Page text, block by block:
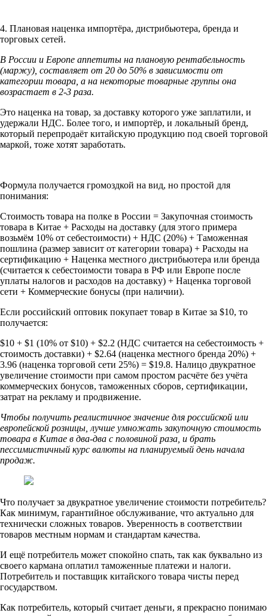
4. Плановая наценка импортёра, дистрибьютера, бренда и
торговых сетей.
В России и Европе аппетиты на плановую рентабельность
(маржу), составляет от 20 до 50% в зависимости от
категории товара, а на некоторые товарные группы она
возрастает в 2-3 раза.
Это наценка на товар, за доставку которого уже заплатили, и
удержали НДС. Более того, и импортёр, и локальный бренд,
который перепродаёт китайскую продукцию под своей торговой
маркой, тоже хотят заработать.
Формула получается громоздкой на вид, но простой для
понимания:
Стоимость товара на полке в России = Закупочная стоимость
товара в Китае + Расходы на доставку (для этого примера
возьмём 10% от себестоимости) + НДС (20%) + Таможенная
пошлина (размер зависит от категории товара) + Расходы на
сертификацию + Наценка местного дистрибьютера или бренда
(считается к себестоимости товара в РФ или Европе после
уплаты налогов и расходов на доставку) + Наценка торговой
сети + Коммерческие бонусы (при наличии).
Если российский оптовик покупает товар в Китае за $10, то
получается:
$10 + $1 (10% от $10) + $2.2 (НДС считается на себестоимость +
стоимость доставки) + $2.64 (наценка местного бренда 20%) +
3.96 (наценка торговой сети 25%) = $19.8. Налицо двукратное
увеличение стоимости при самом простом расчёте без учёта
коммерческих бонусов, таможенных сборов, сертификации,
затрат на рекламу и продвижение.
Чтобы получить реалистичное значение для российской или
европейской розницы, лучше умножать закупочную стоимость
товара в Китае в два-два с половиной раза, и брать
пессимистичный курс валюты на планируемый день начала
продаж.
Что получает за двукратное увеличение стоимости потребитель?
Как минимум, гарантийное обслуживание, что актуально для
технически сложных товаров. Уверенность в соответствии
товаров местным нормам и стандартам качества.
И ещё потребитель может спокойно спать, так как буквально из
своего кармана оплатил таможенные платежи и налоги.
Потребитель и поставщик китайского товара чисты перед
государством.
Как потребитель, который считает деньги, я прекрасно понимаю